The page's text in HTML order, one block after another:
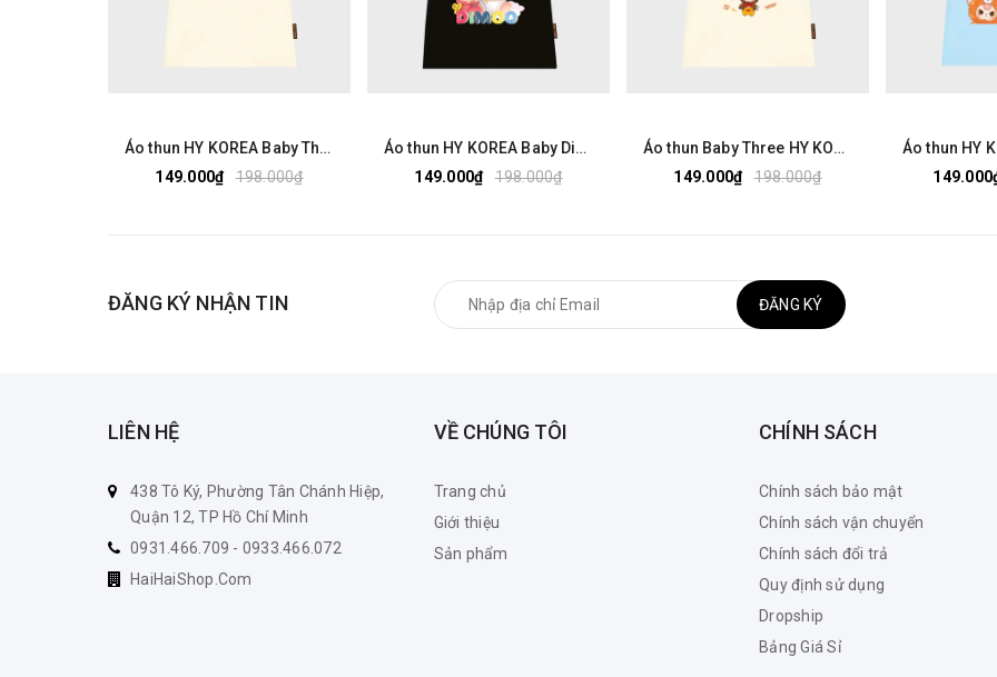
Áo thun HY KOREA Baby Three Gấu Tím 2524 tay lỡ cotton 75 form rộng nam nữ unisex
149.000₫
198.000₫
Áo thun HY KOREA Baby Dimoo 1803 tay lỡ cotton 75 form rộng nam nữ unisex
149.000₫
198.000₫
Áo thun Baby Three HY KOREA Nhiều Bé Ba 2525 tay lỡ cotton 75 form rộng nam nữ unisex
149.000₫
198.000₫
ĐĂNG KÝ NHẬN TIN ĐĂNG KÝ
LIÊN HỆ
438 Tô Ký, Phường Tân Chánh Hiệp,
Quận 12, TP Hồ Chí Minh
0931.466.709 - 0933.466.072
HaiHaiShop.Com
VỀ CHÚNG TÔI
Trang chủ
Giới thiệu
Sản phẩm
CHÍNH SÁCH
Chính sách bảo mật
Chính sách vận chuyển
Chính sách đổi trả
Quy định sử dụng
Dropship
Bảng Giá Sỉ